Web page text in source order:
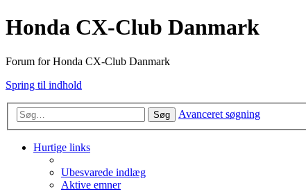
Honda CX-Club Danmark
Forum for Honda CX-Club Danmark
Spring til indhold
Søg Avanceret søgning
Hurtige links
Ubesvarede indlæg
Aktive emner